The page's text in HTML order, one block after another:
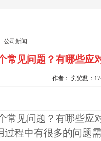
公司新闻
常见问题？有哪些应
作者： 浏览数：
常见问题？有哪些应
程中有很多的问题